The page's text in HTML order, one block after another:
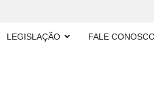
LEGISLAÇÃO FALE